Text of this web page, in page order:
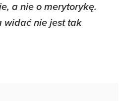
a nie o merytorykę.
widać nie jest tak